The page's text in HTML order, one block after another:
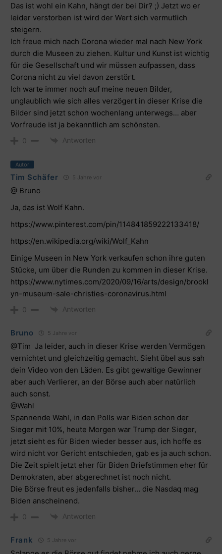
Das ist wohl ein Kahn, hängt der bei Dir? ;) Jetzt wo er
leider verstorben ist wird der Wert sich vermutlich
steigern.
Ich freue mich nach Corona wieder mal nach New York
durch die Museen zu ziehen. Kultur und Kunst ist wichtig
für die Gesellschaft und wir müssen aufpassen, dass
Corona nicht zu viel davon zerstört.
Ich warte immer noch auf meine neuen Bilder,
unglaublich wie sich alles verzögert in dieser Krise die
Bilder sind jetzt schon wochenlang unterwegs… aber
Vorfreude ist ja bekanntlich am schönsten.
0 Antworten
Autor
Tim Schäfer 5 Jahre vor
@ Bruno
Ja, das ist Wolf Kahn.
https://www.pinterest.com/pin/114841859222133418/
https://en.wikipedia.org/wiki/Wolf_Kahn
Einige Museen in New York verkaufen schon ihre guten
Stücke, um über die Runden zu kommen in dieser Krise.
https://www.nytimes.com/2020/09/16/arts/design/brookl
yn-museum-sale-christies-coronavirus.html
0 Antworten
Bruno 5 Jahre vor
@Tim Ja leider, auch in dieser Krise werden Vermögen
vernichtet und gleichzeitig gemacht. Sieht übel aus sah
dein Video von den Läden. Es gibt gewaltige Gewinner
aber auch Verlierer, an der Börse auch aber natürlich
auch sonst.
@Wahl
Spannende Wahl, in den Polls war Biden schon der
Sieger mit 10%, heute Morgen war Trump der Sieger,
jetzt sieht es für Biden wieder besser aus, ich hoffe es
wird nicht vor Gericht entschieden, gab es ja auch schon.
Die Zeit spielt jetzt eher für Biden Briefstimmen eher für
Demokraten, aber abgerechnet ist noch nicht.
Die Börse freut es jedenfalls bisher… die Nasdaq mag
Biden anscheinend.
0 Antworten
Frank 5 Jahre vor